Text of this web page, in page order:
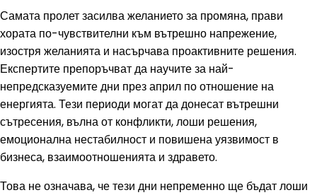
Самата пролет засилва желанието за промяна, прави
хората по-чувствителни към вътрешно напрежение,
изостря желанията и насърчава проактивните решения.
Експертите препоръчват да научите за най-
непредсказуемите дни през април по отношение на
енергията. Тези периоди могат да донесат вътрешни
сътресения, вълна от конфликти, лоши решения,
емоционална нестабилност и повишена уязвимост в
бизнеса, взаимоотношенията и здравето.
Това не означава, че тези дни непременно ще бъдат лоши